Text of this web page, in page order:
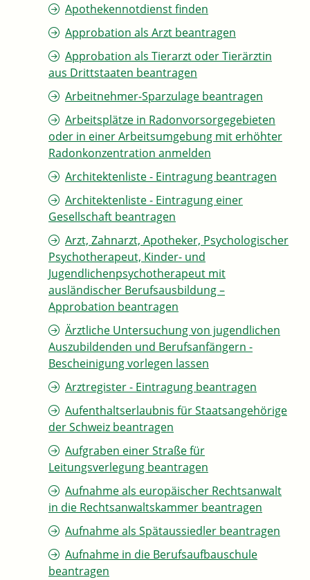
Apothekennotdienst finden
Approbation als Arzt beantragen
Approbation als Tierarzt oder Tierärztin
aus Drittstaaten beantragen
Arbeitnehmer-Sparzulage beantragen
Arbeitsplätze in Radonvorsorgegebieten
oder in einer Arbeitsumgebung mit erhöhter
Radonkonzentration anmelden
Architektenliste - Eintragung beantragen
Architektenliste - Eintragung einer
Gesellschaft beantragen
Arzt, Zahnarzt, Apotheker, Psychologischer
Psychotherapeut, Kinder- und
Jugendlichenpsychotherapeut mit
ausländischer Berufsausbildung –
Approbation beantragen
Ärztliche Untersuchung von jugendlichen
Auszubildenden und Berufsanfängern -
Bescheinigung vorlegen lassen
Arztregister - Eintragung beantragen
Aufenthaltserlaubnis für Staatsangehörige
der Schweiz beantragen
Aufgraben einer Straße für
Leitungsverlegung beantragen
Aufnahme als europäischer Rechtsanwalt
in die Rechtsanwaltskammer beantragen
Aufnahme als Spätaussiedler beantragen
Aufnahme in die Berufsaufbauschule
beantragen